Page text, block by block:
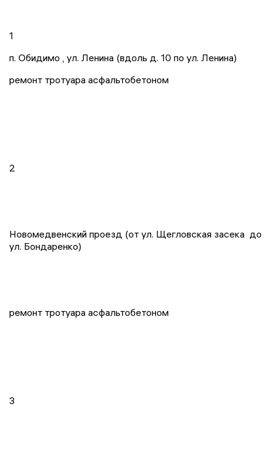
1
п. Обидимо , ул. Ленина (вдоль д. 10 по ул. Ленина)
ремонт тротуара асфальтобетоном
2
Новомедвенский проезд (от ул. Щегловская засека до
ул. Бондаренко)
ремонт тротуара асфальтобетоном
3